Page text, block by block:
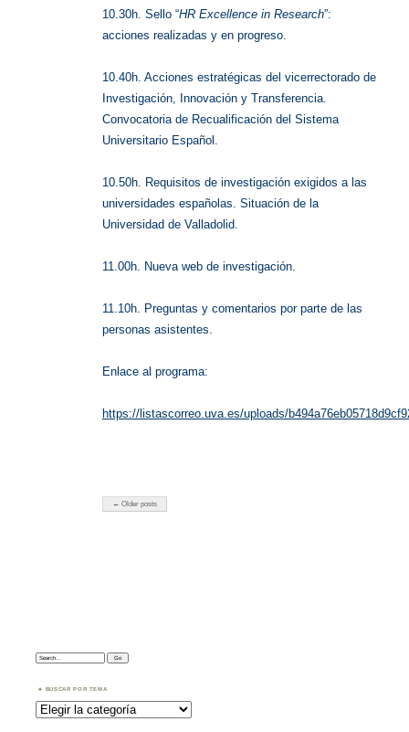
10.30h. Sello “HR Excellence in Research”:
acciones realizadas y en progreso.
10.40h. Acciones estratégicas del vicerrectorado de
Investigación, Innovación y Transferencia.
Convocatoria de Recualificación del Sistema
Universitario Español.
10.50h. Requisitos de investigación exigidos a las
universidades españolas. Situación de la
Universidad de Valladolid.
11.00h. Nueva web de investigación.
11.10h. Preguntas y comentarios por parte de las
personas asistentes.
Enlace al programa:
https://listascorreo.uva.es/uploads/
← Older posts
Search:
BUSCAR POR TEMA
Buscar
por
Tema